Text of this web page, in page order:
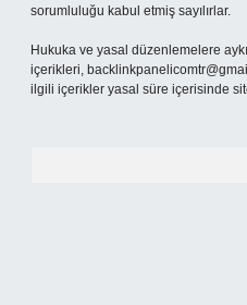
sorumluluğu kabul etmiş sayılırlar.
Hukuka ve yasal düzenlemelere
içerikleri,
ilgili içerikler yasal süre içerisinde